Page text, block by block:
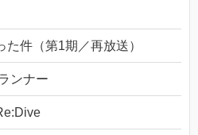
件（第1期／再放送）
ンナー